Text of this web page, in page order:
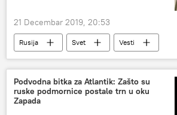
21 Decembar 2019, 20:53
Rusija Svet
Vesti
Komentari i Analitika
Analize i mišljenja
vojni budžet
odbrambeni budžet
sporazum o strateškom ofanzivnom naoružanju
Podvodna bitka za Atlantik: Zašto su
ruske podmornice postale trn u oku
Zapada